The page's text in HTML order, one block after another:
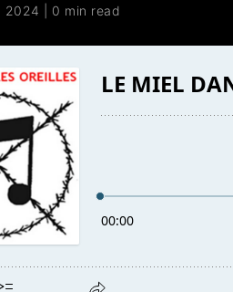
2024 0 min read